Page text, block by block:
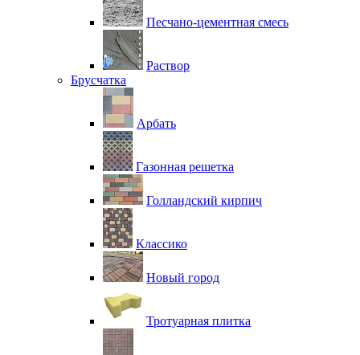
Песчано-цементная смесь
Раствор
Брусчатка
Арбать
Газонная решетка
Голландский кирпич
Классико
Новый город
Тротуарная плитка